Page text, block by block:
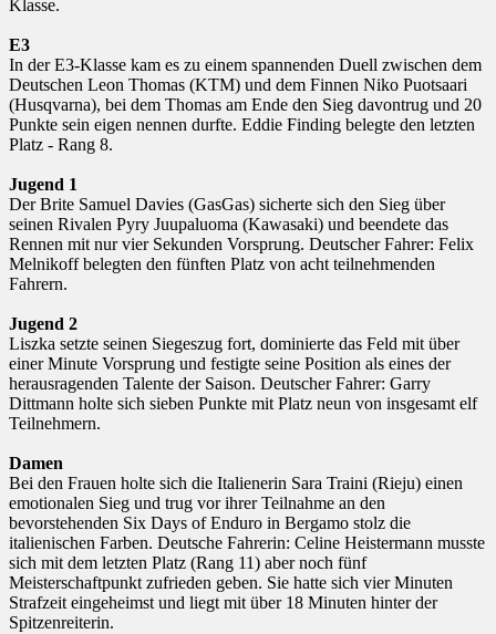
Klasse.
E3
In der E3-Klasse kam es zu einem spannenden Duell zwischen dem
Deutschen Leon Thomas (KTM) und dem Finnen Niko Puotsaari
(Husqvarna), bei dem Thomas am Ende den Sieg davontrug und 20
Punkte sein eigen nennen durfte. Eddie Finding belegte den letzten
Platz - Rang 8.
Jugend 1
Der Brite Samuel Davies (GasGas) sicherte sich den Sieg über
seinen Rivalen Pyry Juupaluoma (Kawasaki) und beendete das
Rennen mit nur vier Sekunden Vorsprung. Deutscher Fahrer: Felix
Melnikoff belegten den fünften Platz von acht teilnehmenden
Fahrern.
Jugend 2
Liszka setzte seinen Siegeszug fort, dominierte das Feld mit über
einer Minute Vorsprung und festigte seine Position als eines der
herausragenden Talente der Saison. Deutscher Fahrer: Garry
Dittmann holte sich sieben Punkte mit Platz neun von insgesamt elf
Teilnehmern.
Damen
Bei den Frauen holte sich die Italienerin Sara Traini (Rieju) einen
emotionalen Sieg und trug vor ihrer Teilnahme an den
bevorstehenden Six Days of Enduro in Bergamo stolz die
italienischen Farben. Deutsche Fahrerin: Celine Heistermann musste
sich mit dem letzten Platz (Rang 11) aber noch fünf
Meisterschaftpunkt zufrieden geben. Sie hatte sich vier Minuten
Strafzeit eingeheimst und liegt mit über 18 Minuten hinter der
Spitzenreiterin.